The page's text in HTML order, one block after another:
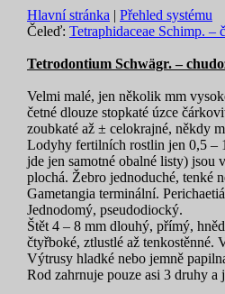
Hlavní stránka | Přehled systému
Čeleď: Tetraphidaceae Schimp. –
Tetrodontium Schwägr. –
Velmi malé, jen několik mm
četné dlouze stopkaté úzce
zoubkaté až ± celokrajné, někdy
Lodyhy fertilních rostlin jen 0,5 –
jde jen samotné obalné listy) jsou
plochá. Žebro jednoduché, tenké
Gametangia terminální.
Jednodomý, pseudodiocký.
Štět 4 – 8 mm dlouhý, přímý,
čtyřboké, ztlustlé až tenkostěnné.
Výtrusy hladké nebo jemně
Rod zahrnuje pouze asi 3 druhy